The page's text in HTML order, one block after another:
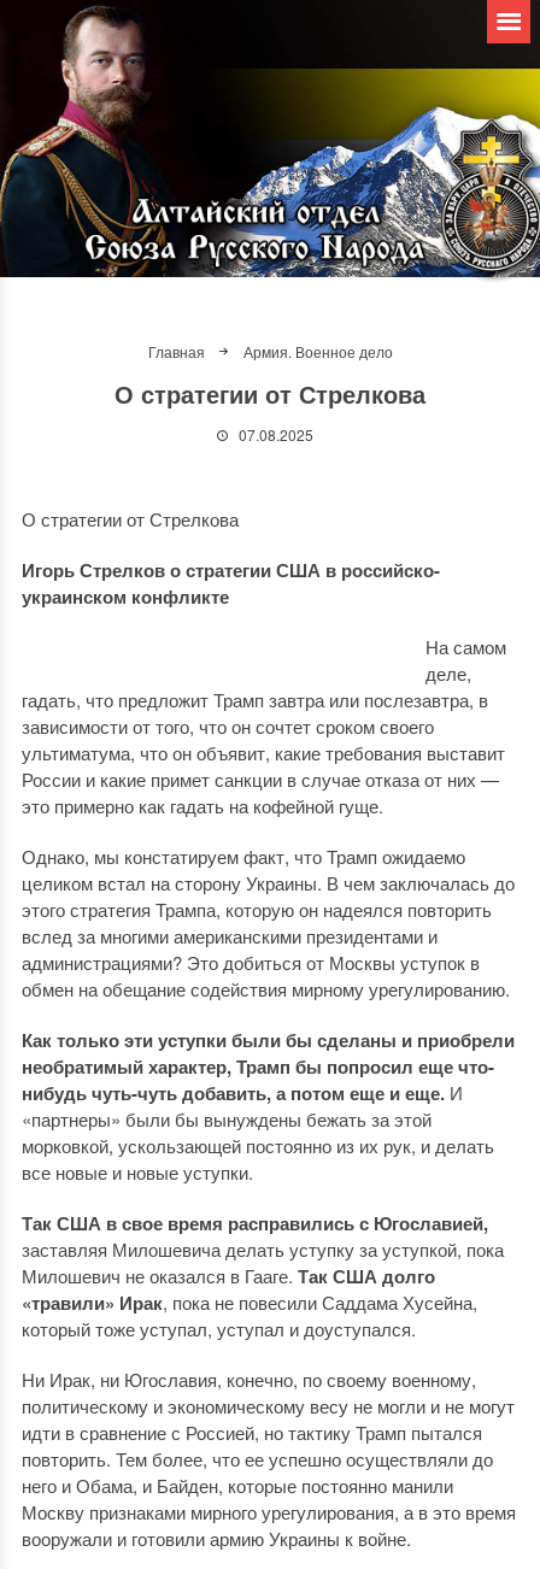
Главная Армия. Военное дело
О стратегии от Стрелкова
07.08.2025
О стратегии от Стрелкова
Игорь Стрелков о стратегии США в российско-
украинском конфликте
На самом
деле,
гадать, что предложит Трамп завтра или послезавтра, в
зависимости от того, что он сочтет сроком своего
ультиматума, что он объявит, какие требования выставит
России и какие примет санкции в случае отказа от них —
это примерно как гадать на кофейной гуще.
Однако, мы констатируем факт, что Трамп ожидаемо
целиком встал на сторону Украины. В чем заключалась до
этого стратегия Трампа, которую он надеялся повторить
вслед за многими американскими президентами и
администрациями? Это добиться от Москвы уступок в
обмен на обещание содействия мирному урегулированию.
Как только эти уступки были бы сделаны и приобрели
необратимый характер, Трамп бы попросил еще что-
нибудь чуть-чуть добавить, а потом еще и еще.И
«партнеры» были бы вынуждены бежать за этой
морковкой, ускользающей постоянно из их рук, и делать
все новые и новые уступки.
Так США в свое время расправились с Югославией,
заставляя Милошевича делать уступку за уступкой, пока
Милошевич не оказался в Гааге. Так США долго
«травили» Ирак, пока не повесили Саддама Хусейна,
который тоже уступал, уступал и доуступался.
Ни Ирак, ни Югославия, конечно, по своему военному,
политическому и экономическому весу не могли и не могут
идти в сравнение с Россией, но тактику Трамп пытался
повторить. Тем более, что ее успешно осуществляли до
него и Обама, и Байден, которые постоянно манили
Москву признаками мирного урегулирования, а в это время
вооружали и готовили армию Украины к войне.